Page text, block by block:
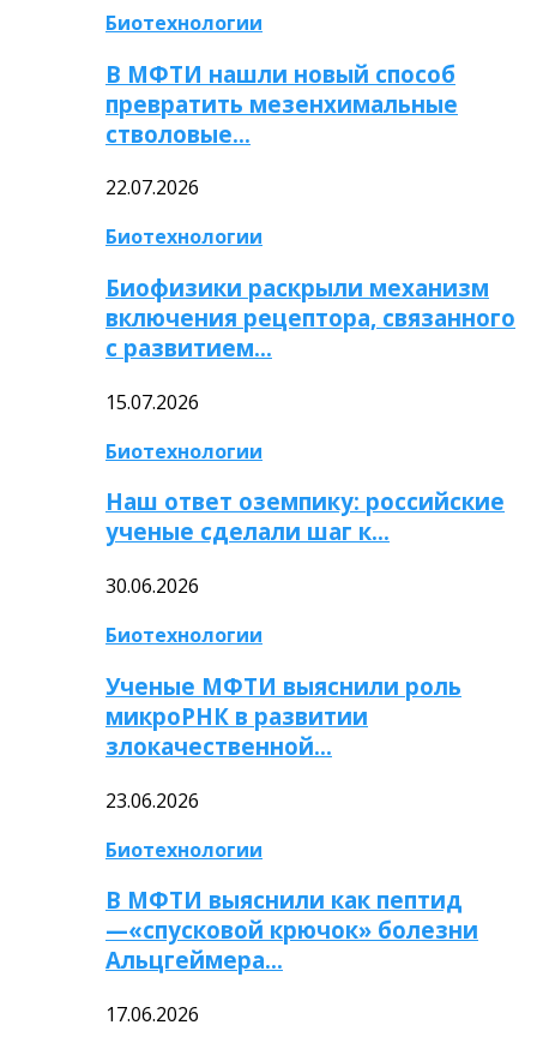
Биотехнологии
В МФТИ нашли новый способ
превратить мезенхимальные
стволовые…
22.07.2026
Биотехнологии
Биофизики раскрыли механизм
включения рецептора, связанного
с развитием…
15.07.2026
Биотехнологии
Наш ответ оземпику: российские
ученые сделали шаг к…
30.06.2026
Биотехнологии
Ученые МФТИ выяснили роль
микроРНК в развитии
злокачественной…
23.06.2026
Биотехнологии
В МФТИ выяснили как пептид
—«спусковой крючок» болезни
Альцгеймера…
17.06.2026